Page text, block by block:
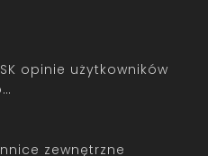
opinie użytkowników
zewnętrzne